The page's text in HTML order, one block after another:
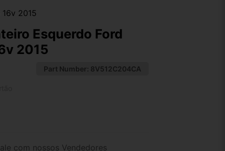
2015
Esquerdo Ford
2015
Part Number: 8V512C204CA
com nossos Vendedores